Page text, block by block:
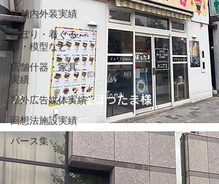
店舗内外装実績
のぼり・着ぐる
み・模型など
店舗什器・家具
実績
屋外広告媒体実績
回想法施設実績
パース集
パーラー星ヶ丘ぽったま様